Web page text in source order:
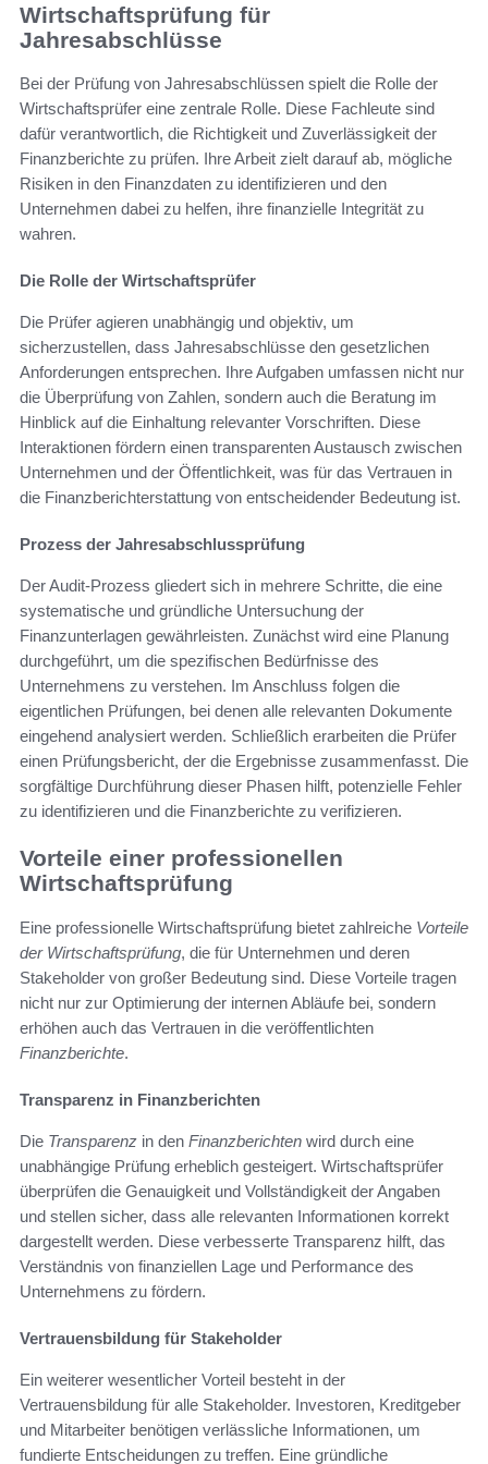
Wirtschaftsprüfung für
Jahresabschlüsse
Bei der Prüfung von Jahresabschlüssen spielt die Rolle der
Wirtschaftsprüfer eine zentrale Rolle. Diese Fachleute sind
dafür verantwortlich, die Richtigkeit und Zuverlässigkeit der
Finanzberichte zu prüfen. Ihre Arbeit zielt darauf ab, mögliche
Risiken in den Finanzdaten zu identifizieren und den
Unternehmen dabei zu helfen, ihre finanzielle Integrität zu
wahren.
Die Rolle der Wirtschaftsprüfer
Die Prüfer agieren unabhängig und objektiv, um
sicherzustellen, dass Jahresabschlüsse den gesetzlichen
Anforderungen entsprechen. Ihre Aufgaben umfassen nicht nur
die Überprüfung von Zahlen, sondern auch die Beratung im
Hinblick auf die Einhaltung relevanter Vorschriften. Diese
Interaktionen fördern einen transparenten Austausch zwischen
Unternehmen und der Öffentlichkeit, was für das Vertrauen in
die Finanzberichterstattung von entscheidender Bedeutung ist.
Prozess der Jahresabschlussprüfung
Der Audit-Prozess gliedert sich in mehrere Schritte, die eine
systematische und gründliche Untersuchung der
Finanzunterlagen gewährleisten. Zunächst wird eine Planung
durchgeführt, um die spezifischen Bedürfnisse des
Unternehmens zu verstehen. Im Anschluss folgen die
eigentlichen Prüfungen, bei denen alle relevanten Dokumente
eingehend analysiert werden. Schließlich erarbeiten die Prüfer
einen Prüfungsbericht, der die Ergebnisse zusammenfasst. Die
sorgfältige Durchführung dieser Phasen hilft, potenzielle Fehler
zu identifizieren und die Finanzberichte zu verifizieren.
Vorteile einer professionellen
Wirtschaftsprüfung
Eine professionelle Wirtschaftsprüfung bietet zahlreiche Vorteile
der Wirtschaftsprüfung, die für Unternehmen und deren
Stakeholder von großer Bedeutung sind. Diese Vorteile tragen
nicht nur zur Optimierung der internen Abläufe bei, sondern
erhöhen auch das Vertrauen in die veröffentlichten
Finanzberichte.
Transparenz in Finanzberichten
Die Transparenz in den Finanzberichten wird durch eine
unabhängige Prüfung erheblich gesteigert. Wirtschaftsprüfer
überprüfen die Genauigkeit und Vollständigkeit der Angaben
und stellen sicher, dass alle relevanten Informationen korrekt
dargestellt werden. Diese verbesserte Transparenz hilft, das
Verständnis von finanziellen Lage und Performance des
Unternehmens zu fördern.
Vertrauensbildung für Stakeholder
Ein weiterer wesentlicher Vorteil besteht in der
Vertrauensbildung für alle Stakeholder. Investoren, Kreditgeber
und Mitarbeiter benötigen verlässliche Informationen, um
fundierte Entscheidungen zu treffen. Eine gründliche